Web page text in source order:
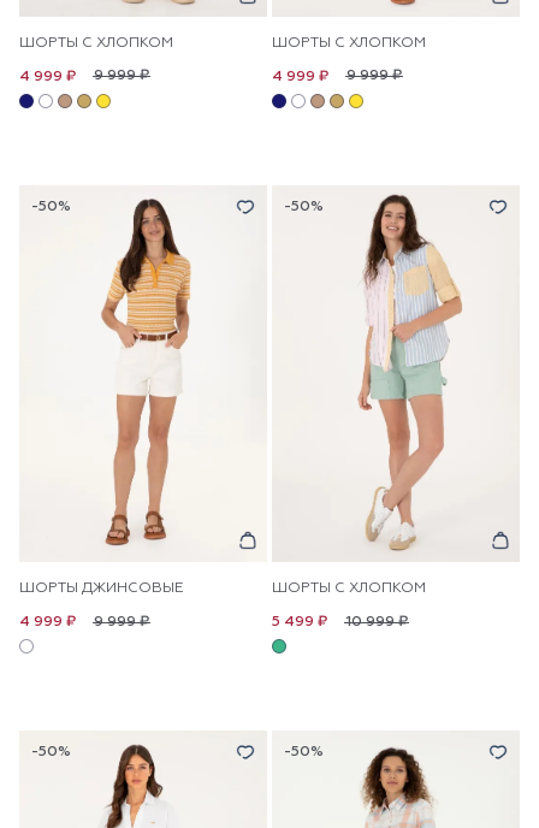
ШОРТЫ С ХЛОПКОМ
9 999 ₽
4 999 ₽
ШОРТЫ С ХЛОПКОМ
9 999 ₽
4 999 ₽
-50%
ШОРТЫ ДЖИНСОВЫЕ
9 999 ₽
4 999 ₽
-50%
ШОРТЫ С ХЛОПКОМ
10 999 ₽
5 499 ₽
-50% -50%